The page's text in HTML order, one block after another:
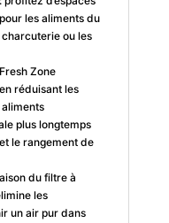
les aliments du
ou les
Zone
réduisant les
plus longtemps
le rangement de
du filtre à
les
un air pur dans